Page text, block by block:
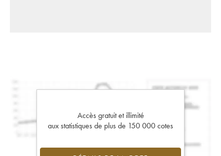
Accès gratuit et illimité
aux statistiques de plus de 150 000 cotes